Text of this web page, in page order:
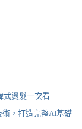
式燙髮一次看
，打造完整AI基礎